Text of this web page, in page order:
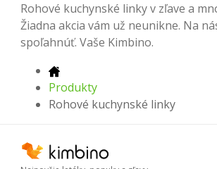
Rohové kuchynské linky v zľave a
Žiadna akcia vám už neunikne. Na
spoľahnúť. Vaše Kimbino.
Produkty
Rohové kuchynské linky